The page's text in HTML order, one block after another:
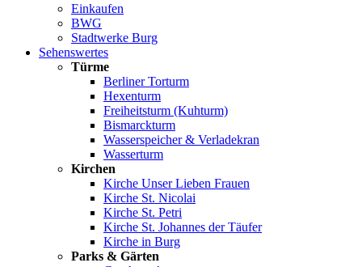
Einkaufen
BWG
Stadtwerke Burg
Sehenswertes
Türme
Berliner Torturm
Hexenturm
Freiheitsturm (Kuhturm)
Bismarckturm
Wasserspeicher & Verladekran
Wasserturm
Kirchen
Kirche Unser Lieben Frauen
Kirche St. Nicolai
Kirche St. Petri
Kirche St. Johannes der Täufer
Kirche in Burg
Parks & Gärten